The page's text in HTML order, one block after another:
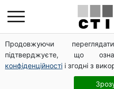
Продовжуючи
підтверджуєте, що
конфіденційності і згодні з
Меган